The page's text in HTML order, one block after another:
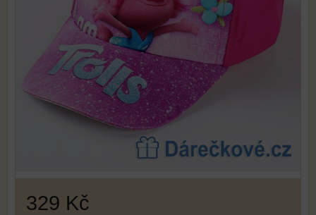
329 Kč